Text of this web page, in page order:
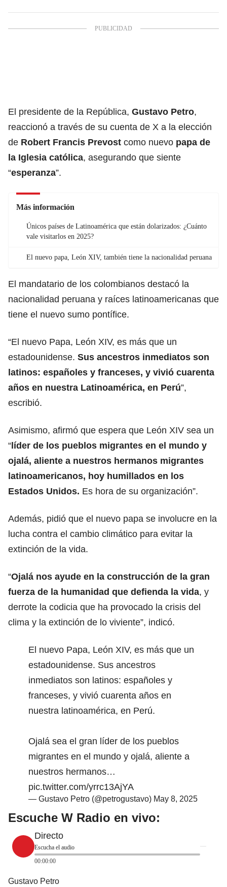
El presidente de la República, Gustavo Petro,
reaccionó a través de su cuenta de X a la elección
de Robert Francis Prevost como nuevo papa de
la Iglesia católica, asegurando que siente
“esperanza”.
Más información
Únicos países de Latinoamérica que están dolarizados: ¿Cuánto
vale visitarlos en 2025?
El nuevo papa, León XIV, también tiene la nacionalidad peruana
El mandatario de los colombianos destacó la
nacionalidad peruana y raíces latinoamericanas que
tiene el nuevo sumo pontífice.
“El nuevo Papa, León XIV, es más que un
estadounidense. Sus ancestros inmediatos son
latinos: españoles y franceses, y vivió cuarenta
años en nuestra Latinoamérica, en Perú”,
escribió.
Asimismo, afirmó que espera que León XIV sea un
“líder de los pueblos migrantes en el mundo y
ojalá, aliente a nuestros hermanos migrantes
latinoamericanos, hoy humillados en los
Estados Unidos. Es hora de su organización”.
Además, pidió que el nuevo papa se involucre en la
lucha contra el cambio climático para evitar la
extinción de la vida.
“Ojalá nos ayude en la construcción de la gran
fuerza de la humanidad que defienda la vida, y
derrote la codicia que ha provocado la crisis del
clima y la extinción de lo viviente”, indicó.
El nuevo Papa, León XIV, es más que un
estadounidense. Sus ancestros
inmediatos son latinos: españoles y
franceses, y vivió cuarenta años en
nuestra latinoamérica, en Perú.
Ojalá sea el gran líder de los pueblos
migrantes en el mundo y ojalá, aliente a
nuestros hermanos…
pic.twitter.com/yrrc13AjYA
— Gustavo Petro (@petrogustavo) May 8, 2025
Escuche W Radio en vivo:
Directo
Escucha el audio
00:00:00
Gustavo Petro